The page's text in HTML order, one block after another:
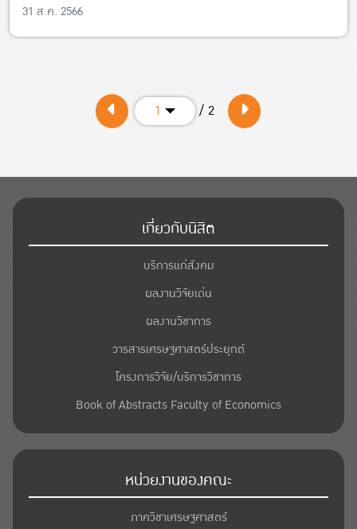
31 ส.ค. 2566
1 / 2
เกี่ยวกับนิสิต
บริการแก่สังคม
ผลงานวิจัยเด่น
ผลงานวิชาการ
วารสารเศรษฐศาสตร์ประยุกต์
โครงการวิจัย/บริการวิชาการ
Book of Abstracts Faculty of Economics
หน่วยงานของคณะ
ภาควิชาเศรษฐศาสตร์